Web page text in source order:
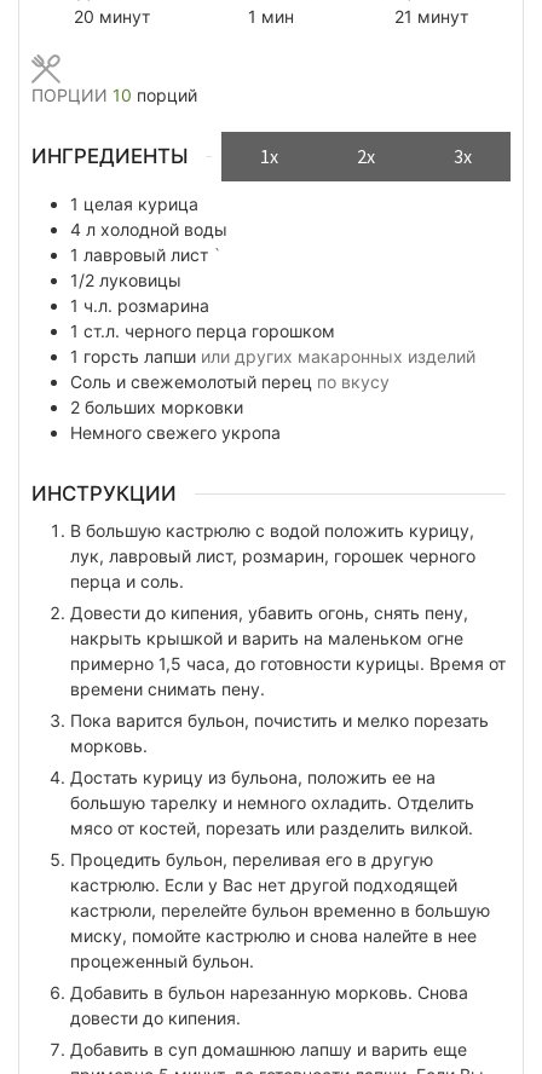
20минуты
минут
1 минута
мин
21 минуты
минут
ПОРЦИИ 10 порций
ИНГРЕДИЕНТЫ 1x 2x 3x
1 целая курица
4 л холодной воды
1 лавровый лист `
1/2 луковицы
1 ч.л. розмарина
1 ст.л. черного перца горошком
1 горсть лапши или других макаронных изделий
Соль и свежемолотый перец по вкусу
2 больших морковки
Немного свежего укропа
ИНСТРУКЦИИ
В большую кастрюлю с водой положить курицу,
лук, лавровый лист, розмарин, горошек черного
перца и соль.
Довести до кипения, убавить огонь, снять пену,
накрыть крышкой и варить на маленьком огне
примерно 1,5 часа, до готовности курицы. Время от
времени снимать пену.
Пока варится бульон, почистить и мелко порезать
морковь.
Достать курицу из бульона, положить ее на
большую тарелку и немного охладить. Отделить
мясо от костей, порезать или разделить вилкой.
Процедить бульон, переливая его в другую
кастрюлю. Если у Вас нет другой подходящей
кастрюли, перелейте бульон временно в большую
миску, помойте кастрюлю и снова налейте в нее
процеженный бульон.
Добавить в бульон нарезанную морковь. Снова
довести до кипения.
Добавить в суп домашнюю лапшу и варить еще